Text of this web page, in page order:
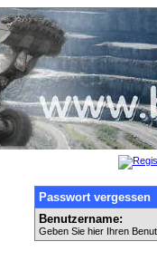
Passwort vergessen
Benutzername:
Geben Sie hier Ihren